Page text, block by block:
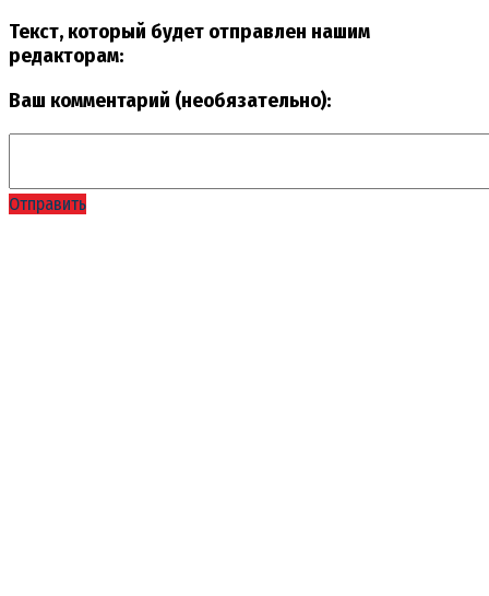
Текст, который будет отправлен нашим
редакторам:
Ваш комментарий (необязательно):
Отправить